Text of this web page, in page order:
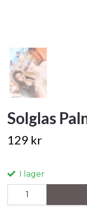
Solglas
129 kr
I lager